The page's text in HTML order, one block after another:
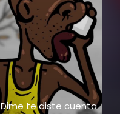
Dime te diste cuenta